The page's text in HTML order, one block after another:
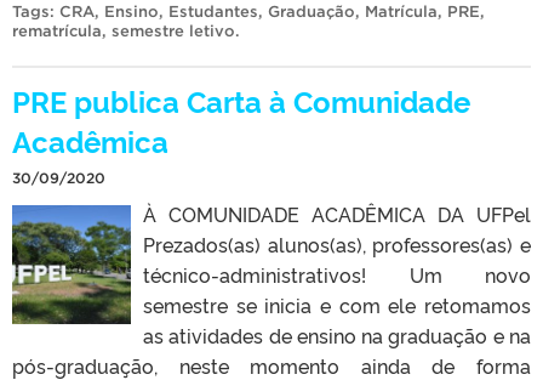
Tags: CRA, Ensino, Estudantes, Graduação, Matrícula, PRE,
rematrícula, semestre letivo.
PRE publica Carta à Comunidade
Acadêmica
30/09/2020
À COMUNIDADE ACADÊMICA DA UFPel
Prezados(as) alunos(as), professores(as) e
técnico-administrativos! Um novo
semestre se inicia e com ele retomamos
as atividades de ensino na graduação e na
pós-graduação, neste momento ainda de forma